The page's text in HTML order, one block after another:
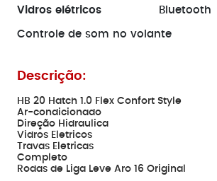
Vidros elétricos Bluetooth
Controle de som no volante
Descrição:
HB 20 Hatch 1.0 Flex Confort Style
Ar-condicionado
Direção Hidraulica
Vidros Eletricos
Travas Eletricas
Completo
Rodas de Liga Leve Aro 16 Original